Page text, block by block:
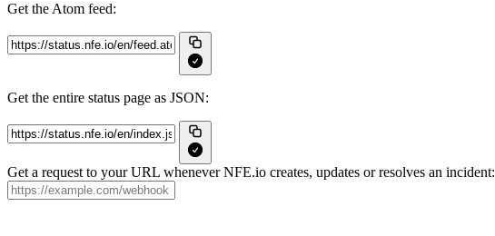
Get the Atom feed:
Get the entire status page as JSON:
Get a request to your URL whenever NFE.io creates, updates or resolves an incident: